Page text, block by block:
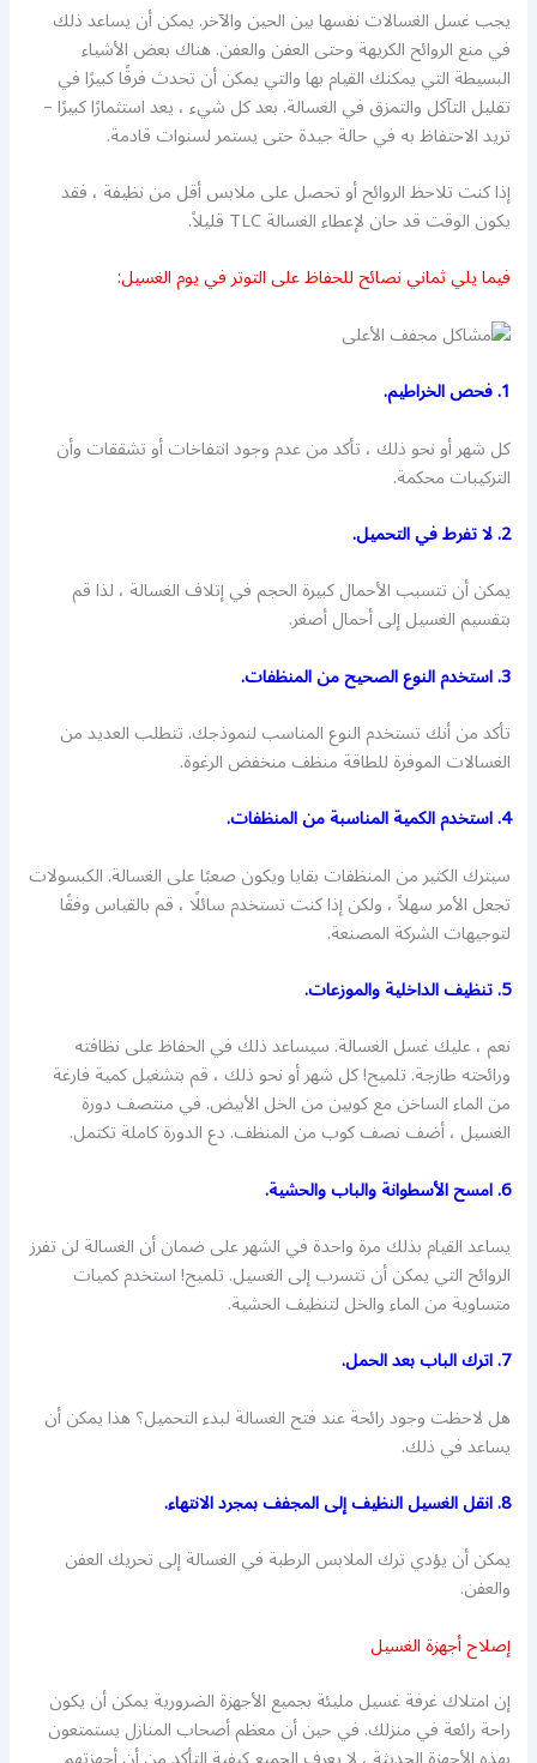
يجب غسل الغسالات نفسها بين الحين والآخر. يمكن أن يساعد ذلك
في منع الروائح الكريهة وحتى العفن والعفن. هناك بعض الأشياء
البسيطة التي يمكنك القيام بها والتي يمكن أن تحدث فرقًا كبيرًا في
تقليل التآكل والتمزق في الغسالة. بعد كل شيء ، يعد استثمارًا كبيرًا –
تريد الاحتفاظ به في حالة جيدة حتى يستمر لسنوات قادمة.
إذا كنت تلاحظ الروائح أو تحصل على ملابس أقل من نظيفة ، فقد
يكون الوقت قد حان لإعطاء الغسالة TLC قليلاً.
فيما يلي ثماني نصائح للحفاظ على التوتر في يوم الغسيل:
1. فحص الخراطيم.
كل شهر أو نحو ذلك ، تأكد من عدم وجود انتفاخات أو تشققات وأن
التركيبات محكمة.
2. لا تفرط في التحميل.
يمكن أن تتسبب الأحمال كبيرة الحجم في إتلاف الغسالة ، لذا قم
بتقسيم الغسيل إلى أحمال أصغر.
3. استخدم النوع الصحيح من المنظفات.
تأكد من أنك تستخدم النوع المناسب لنموذجك. تتطلب العديد من
الغسالات الموفرة للطاقة منظف منخفض الرغوة.
4. استخدم الكمية المناسبة من المنظفات.
سيترك الكثير من المنظفات بقايا ويكون صعبًا على الغسالة. الكبسولات
تجعل الأمر سهلاً ، ولكن إذا كنت تستخدم سائلًا ، قم بالقياس وفقًا
لتوجيهات الشركة المصنعة.
5. تنظيف الداخلية والموزعات.
نعم ، عليك غسل الغسالة. سيساعد ذلك في الحفاظ على نظافته
ورائحته طازجة. تلميح! كل شهر أو نحو ذلك ، قم بتشغيل كمية فارغة
من الماء الساخن مع كوبين من الخل الأبيض. في منتصف دورة
الغسيل ، أضف نصف كوب من المنظف. دع الدورة كاملة تكتمل.
6. امسح الأسطوانة والباب والحشية.
يساعد القيام بذلك مرة واحدة في الشهر على ضمان أن الغسالة لن تفرز
الروائح التي يمكن أن تتسرب إلى الغسيل. تلميح! استخدم كميات
متساوية من الماء والخل لتنظيف الحشية.
7. اترك الباب بعد الحمل.
هل لاحظت وجود رائحة عند فتح الغسالة لبدء التحميل؟ هذا يمكن أن
يساعد في ذلك.
8. انقل الغسيل النظيف إلى المجفف بمجرد الانتهاء.
يمكن أن يؤدي ترك الملابس الرطبة في الغسالة إلى تحريك العفن
والعفن.
إصلاح أجهزة الغسيل
إن امتلاك غرفة غسيل مليئة بجميع الأجهزة الضرورية يمكن أن يكون
راحة رائعة في منزلك. في حين أن معظم أصحاب المنازل يستمتعون